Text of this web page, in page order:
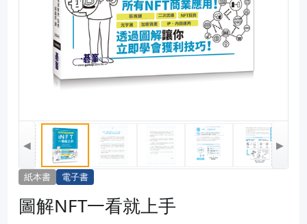
◀ ▶
紙本書 電子書
圖解NFT一看就上手